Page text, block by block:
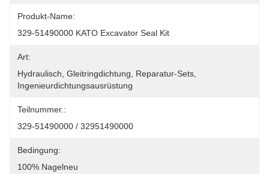
Produkt-Name:
329-51490000 KATO Excavator Seal Kit
Art:
Hydraulisch, Gleitringdichtung, Reparatur-Sets,
Ingenieurdichtungsausrüstung
Teilnummer.:
329-51490000 / 32951490000
Bedingung:
100% Nagelneu